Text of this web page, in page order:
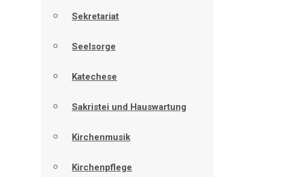
Sekretariat
Seelsorge
Katechese
Sakristei und Hauswartung
Kirchenmusik
Kirchenpflege